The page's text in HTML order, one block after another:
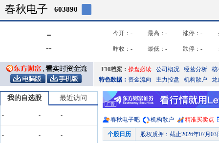
春秋电子 603890 -
-
--
今开： - 最高： - 涨停： -
昨收： - 最低： - 跌停： -
F10档案： 操盘必读 公司概况 经营分析
核
特色数据： 资金流向 主力控盘 机构散户 龙
我的自选股 最近访问
- - -
- - -
春秋电子吧 机构散户 精准买卖点
个股日历 股权质押 ： 截止2026年07月03